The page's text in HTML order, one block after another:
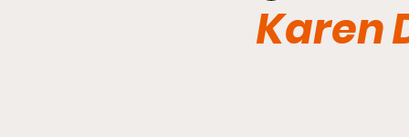
Karen